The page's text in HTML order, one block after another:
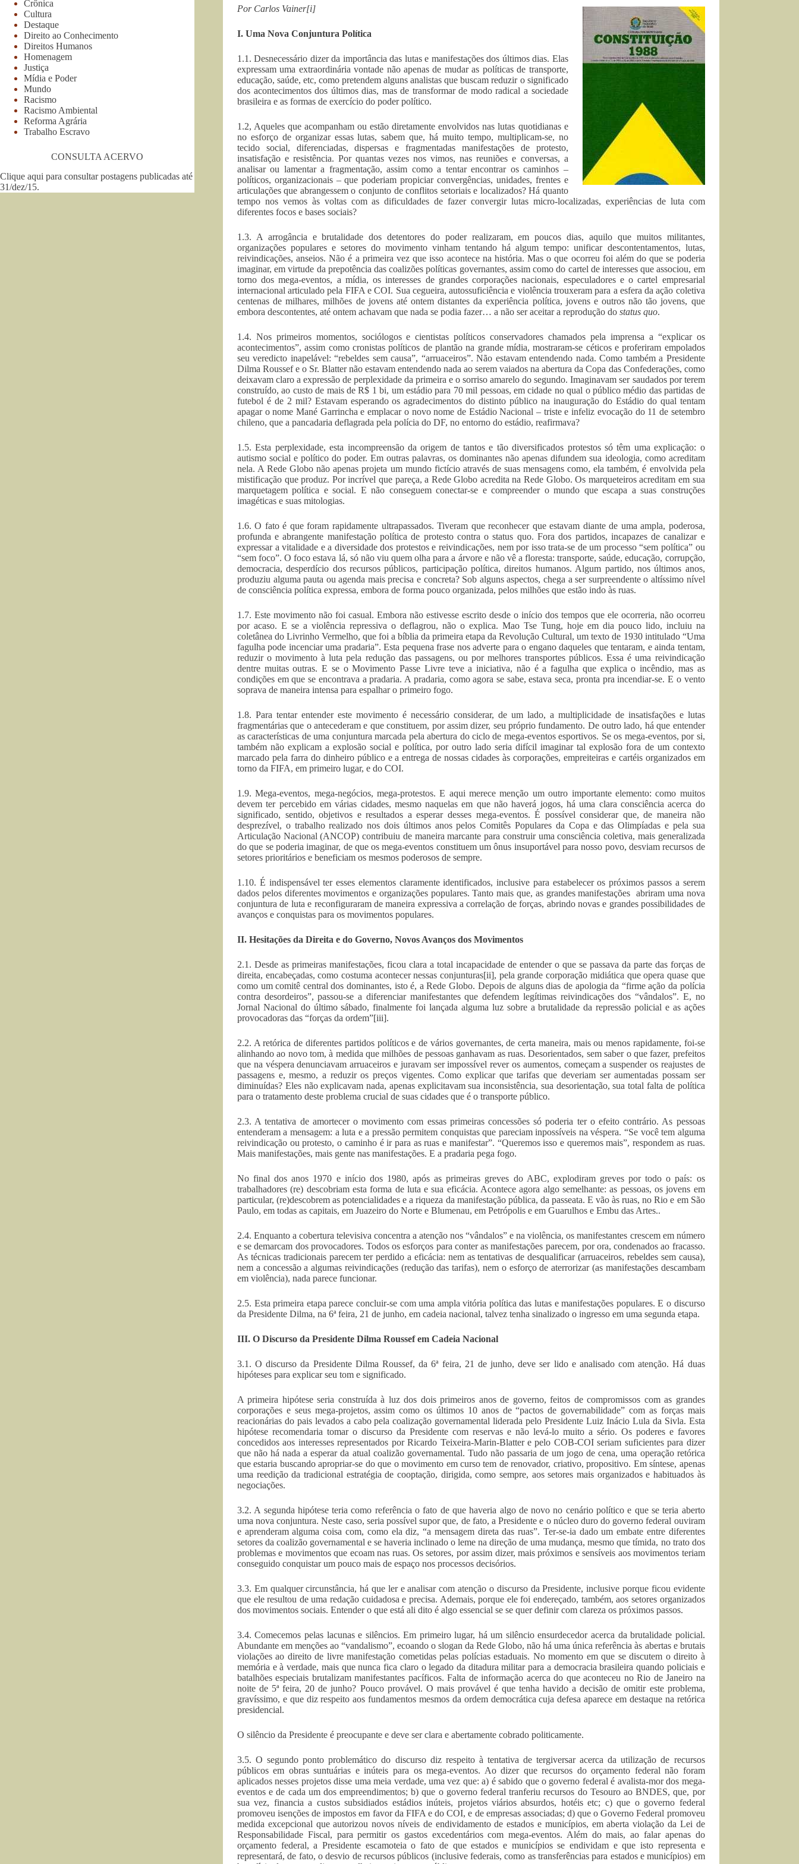
Por Carlos Vainer[i]
I. Uma Nova Conjuntura Política
1.1. Desnecessário dizer da importância das lutas e manifestações dos últimos dias. Elas
expressam uma extraordinária vontade não apenas de mudar as políticas de transporte,
educação, saúde, etc, como pretendem alguns analistas que buscam reduzir o significado
dos acontecimentos dos últimos dias, mas de transformar de modo radical a sociedade
brasileira e as formas de exercício do poder político.
1.2, Aqueles que acompanham ou estão diretamente envolvidos nas lutas quotidianas e
no esforço de organizar essas lutas, sabem que, há muito tempo, multiplicam-se, no
tecido social, diferenciadas, dispersas e fragmentadas manifestações de protesto,
insatisfação e resistência. Por quantas vezes nos vimos, nas reuniões e conversas, a
analisar ou lamentar a fragmentação, assim como a tentar encontrar os caminhos –
políticos, organizacionais – que poderiam propiciar convergências, unidades, frentes e
articulações que abrangessem o conjunto de conflitos setoriais e localizados? Há quanto
tempo nos vemos às voltas com as dificuldades de fazer convergir lutas micro-localizadas, experiências de luta com
diferentes focos e bases sociais?
1.3. A arrogância e brutalidade dos detentores do poder realizaram, em poucos dias, aquilo que muitos militantes,
organizações populares e setores do movimento vinham tentando há algum tempo: unificar descontentamentos, lutas,
reivindicações, anseios. Não é a primeira vez que isso acontece na história. Mas o que ocorreu foi além do que se poderia
imaginar, em virtude da prepotência das coalizões políticas governantes, assim como do cartel de interesses que associou, em
torno dos mega-eventos, a mídia, os interesses de grandes corporações nacionais, especuladores e o cartel empresarial
internacional articulado pela FIFA e COI. Sua cegueira, autossuficiência e violência trouxeram para a esfera da ação coletiva
centenas de milhares, milhões de jovens até ontem distantes da experiência política, jovens e outros não tão jovens, que
embora descontentes, até ontem achavam que nada se podia fazer… a não ser aceitar a reprodução do status quo.
1.4. Nos primeiros momentos, sociólogos e cientistas políticos conservadores chamados pela imprensa a “explicar os
acontecimentos”, assim como cronistas políticos de plantão na grande mídia, mostraram-se céticos e proferiram empolados
seu veredicto inapelável: “rebeldes sem causa”, “arruaceiros”. Não estavam entendendo nada. Como também a Presidente
Dilma Roussef e o Sr. Blatter não estavam entendendo nada ao serem vaiados na abertura da Copa das Confederações, como
deixavam claro a expressão de perplexidade da primeira e o sorriso amarelo do segundo. Imaginavam ser saudados por terem
construído, ao custo de mais de R$ 1 bi, um estádio para 70 mil pessoas, em cidade no qual o público médio das partidas de
futebol é de 2 mil? Estavam esperando os agradecimentos do distinto público na inauguração do Estádio do qual tentam
apagar o nome Mané Garrincha e emplacar o novo nome de Estádio Nacional – triste e infeliz evocação do 11 de setembro
chileno, que a pancadaria deflagrada pela polícia do DF, no entorno do estádio, reafirmava?
1.5. Esta perplexidade, esta incompreensão da origem de tantos e tão diversificados protestos só têm uma explicação: o
autismo social e político do poder. Em outras palavras, os dominantes não apenas difundem sua ideologia, como acreditam
nela. A Rede Globo não apenas projeta um mundo fictício através de suas mensagens como, ela também, é envolvida pela
mistificação que produz. Por incrível que pareça, a Rede Globo acredita na Rede Globo. Os marqueteiros acreditam em sua
marquetagem política e social. E não conseguem conectar-se e compreender o mundo que escapa a suas construções
imagéticas e suas mitologias.
1.6. O fato é que foram rapidamente ultrapassados. Tiveram que reconhecer que estavam diante de uma ampla, poderosa,
profunda e abrangente manifestação política de protesto contra o status quo. Fora dos partidos, incapazes de canalizar e
expressar a vitalidade e a diversidade dos protestos e reivindicações, nem por isso trata-se de um processo “sem política” ou
“sem foco”. O foco estava lá, só não viu quem olha para a árvore e não vê a floresta: transporte, saúde, educação, corrupção,
democracia, desperdício dos recursos públicos, participação política, direitos humanos. Algum partido, nos últimos anos,
produziu alguma pauta ou agenda mais precisa e concreta? Sob alguns aspectos, chega a ser surpreendente o altíssimo nível
de consciência política expressa, embora de forma pouco organizada, pelos milhões que estão indo às ruas.
1.7. Este movimento não foi casual. Embora não estivesse escrito desde o início dos tempos que ele ocorreria, não ocorreu
por acaso. E se a violência repressiva o deflagrou, não o explica. Mao Tse Tung, hoje em dia pouco lido, incluiu na
coletânea do Livrinho Vermelho, que foi a bíblia da primeira etapa da Revolução Cultural, um texto de 1930 intitulado “Uma
fagulha pode incenciar uma pradaria”. Esta pequena frase nos adverte para o engano daqueles que tentaram, e ainda tentam,
reduzir o movimento à luta pela redução das passagens, ou por melhores transportes públicos. Essa é uma reivindicação
dentre muitas outras. E se o Movimento Passe Livre teve a iniciativa, não é a fagulha que explica o incêndio, mas as
condições em que se encontrava a pradaria. A pradaria, como agora se sabe, estava seca, pronta pra incendiar-se. E o vento
soprava de maneira intensa para espalhar o primeiro fogo.
1.8. Para tentar entender este movimento é necessário considerar, de um lado, a multiplicidade de insatisfações e lutas
fragmentárias que o antecederam e que constituem, por assim dizer, seu próprio fundamento. De outro lado, há que entender
as características de uma conjuntura marcada pela abertura do ciclo de mega-eventos esportivos. Se os mega-eventos, por si,
também não explicam a explosão social e política, por outro lado seria difícil imaginar tal explosão fora de um contexto
marcado pela farra do dinheiro público e a entrega de nossas cidades às corporações, empreiteiras e cartéis organizados em
torno da FIFA, em primeiro lugar, e do COI.
1.9. Mega-eventos, mega-negócios, mega-protestos. E aqui merece menção um outro importante elemento: como muitos
devem ter percebido em várias cidades, mesmo naquelas em que não haverá jogos, há uma clara consciência acerca do
significado, sentido, objetivos e resultados a esperar desses mega-eventos. É possível considerar que, de maneira não
desprezível, o trabalho realizado nos dois últimos anos pelos Comitês Populares da Copa e das Olimpíadas e pela sua
Articulação Nacional (ANCOP) contribuiu de maneira marcante para construir uma consciência coletiva, mais generalizada
do que se poderia imaginar, de que os mega-eventos constituem um ônus insuportável para nosso povo, desviam recursos de
setores prioritários e beneficiam os mesmos poderosos de sempre.
1.10. É indispensável ter esses elementos claramente identificados, inclusive para estabelecer os próximos passos a serem
dados pelos diferentes movimentos e organizações populares. Tanto mais que, as grandes manifestações abriram uma nova
conjuntura de luta e reconfiguraram de maneira expressiva a correlação de forças, abrindo novas e grandes possibilidades de
avanços e conquistas para os movimentos populares.
II. Hesitações da Direita e do Governo, Novos Avanços dos Movimentos
2.1. Desde as primeiras manifestações, ficou clara a total incapacidade de entender o que se passava da parte das forças de
direita, encabeçadas, como costuma acontecer nessas conjunturas[ii], pela grande corporação midiática que opera quase que
como um comitê central dos dominantes, isto é, a Rede Globo. Depois de alguns dias de apologia da “firme ação da polícia
contra desordeiros”, passou-se a diferenciar manifestantes que defendem legítimas reivindicações dos “vândalos”. E, no
Jornal Nacional do último sábado, finalmente foi lançada alguma luz sobre a brutalidade da repressão policial e as ações
provocadoras das “forças da ordem”[iii].
2.2. A retórica de diferentes partidos políticos e de vários governantes, de certa maneira, mais ou menos rapidamente, foi-se
alinhando ao novo tom, à medida que milhões de pessoas ganhavam as ruas. Desorientados, sem saber o que fazer, prefeitos
que na véspera denunciavam arruaceiros e juravam ser impossível rever os aumentos, começam a suspender os reajustes de
passagens e, mesmo, a reduzir os preços vigentes. Como explicar que tarifas que deveriam ser aumentadas possam ser
diminuídas? Eles não explicavam nada, apenas explicitavam sua inconsistência, sua desorientação, sua total falta de política
para o tratamento deste problema crucial de suas cidades que é o transporte público.
2.3. A tentativa de amortecer o movimento com essas primeiras concessões só poderia ter o efeito contrário. As pessoas
entenderam a mensagem: a luta e a pressão permitem conquistas que pareciam inpossíveis na véspera. “Se você tem alguma
reivindicação ou protesto, o caminho é ir para as ruas e manifestar”. “Queremos isso e queremos mais”, respondem as ruas.
Mais manifestações, mais gente nas manifestações. E a pradaria pega fogo.
No final dos anos 1970 e início dos 1980, após as primeiras greves do ABC, explodiram greves por todo o país: os
trabalhadores (re) descobriam esta forma de luta e sua eficácia. Acontece agora algo semelhante: as pessoas, os jovens em
particular, (re)descobrem as potencialidades e a riqueza da manifestação pública, da passeata. E vão às ruas, no Rio e em São
Paulo, em todas as capitais, em Juazeiro do Norte e Blumenau, em Petrópolis e em Guarulhos e Embu das Artes..
2.4. Enquanto a cobertura televisiva concentra a atenção nos “vândalos” e na violência, os manifestantes crescem em número
e se demarcam dos provocadores. Todos os esforços para conter as manifestações parecem, por ora, condenados ao fracasso.
As técnicas tradicionais parecem ter perdido a eficácia: nem as tentativas de desqualificar (arruaceiros, rebeldes sem causa),
nem a concessão a algumas reivindicações (redução das tarifas), nem o esforço de aterrorizar (as manifestações descambam
em violência), nada parece funcionar.
2.5. Esta primeira etapa parece concluir-se com uma ampla vitória política das lutas e manifestações populares. E o discurso
da Presidente Dilma, na 6ª feira, 21 de junho, em cadeia nacional, talvez tenha sinalizado o ingresso em uma segunda etapa.
III. O Discurso da Presidente Dilma Roussef em Cadeia Nacional
3.1. O discurso da Presidente Dilma Roussef, da 6ª feira, 21 de junho, deve ser lido e analisado com atenção. Há duas
hipóteses para explicar seu tom e significado.
A primeira hipótese seria construída à luz dos dois primeiros anos de governo, feitos de compromissos com as grandes
corporações e seus mega-projetos, assim como os últimos 10 anos de “pactos de governabilidade” com as forças mais
reacionárias do pais levados a cabo pela coalização governamental liderada pelo Presidente Luiz Inácio Lula da Sivla. Esta
hipótese recomendaria tomar o discurso da Presidente com reservas e não levá-lo muito a sério. Os poderes e favores
concedidos aos interesses representados por Ricardo Teixeira-Marin-Blatter e pelo COB-COI seriam suficientes para dizer
que não há nada a esperar da atual coalizão governamental. Tudo não passaria de um jogo de cena, uma operação retórica
que estaria buscando apropriar-se do que o movimento em curso tem de renovador, criativo, propositivo. Em síntese, apenas
uma reedição da tradicional estratégia de cooptação, dirigida, como sempre, aos setores mais organizados e habituados às
negociações.
3.2. A segunda hipótese teria como referência o fato de que haveria algo de novo no cenário político e que se teria aberto
uma nova conjuntura. Neste caso, seria possível supor que, de fato, a Presidente e o núcleo duro do governo federal ouviram
e aprenderam alguma coisa com, como ela diz, “a mensagem direta das ruas”. Ter-se-ia dado um embate entre diferentes
setores da coalizão governamental e se haveria inclinado o leme na direção de uma mudança, mesmo que tímida, no trato dos
problemas e movimentos que ecoam nas ruas. Os setores, por assim dizer, mais próximos e sensíveis aos movimentos teriam
conseguido conquistar um pouco mais de espaço nos processos decisórios.
3.3. Em qualquer circunstância, há que ler e analisar com atenção o discurso da Presidente, inclusive porque ficou evidente
que ele resultou de uma redação cuidadosa e precisa. Ademais, porque ele foi endereçado, também, aos setores organizados
dos movimentos sociais. Entender o que está ali dito é algo essencial se se quer definir com clareza os próximos passos.
3.4. Comecemos pelas lacunas e silêncios. Em primeiro lugar, há um silêncio ensurdecedor acerca da brutalidade policial.
Abundante em menções ao “vandalismo”, ecoando o slogan da Rede Globo, não há uma única referência às abertas e brutais
violações ao direito de livre manifestação cometidas pelas polícias estaduais. No momento em que se discutem o direito à
memória e à verdade, mais que nunca fica claro o legado da ditadura militar para a democracia brasileira quando policiais e
batalhões especiais brutalizam manifestantes pacíficos. Falta de informação acerca do que aconteceu no Rio de Janeiro na
noite de 5ª feira, 20 de junho? Pouco provável. O mais provável é que tenha havido a decisão de omitir este problema,
gravíssimo, e que diz respeito aos fundamentos mesmos da ordem democrática cuja defesa aparece em destaque na retórica
presidencial.
O silêncio da Presidente é preocupante e deve ser clara e abertamente cobrado politicamente.
3.5. O segundo ponto problemático do discurso diz respeito à tentativa de tergiversar acerca da utilização de recursos
públicos em obras suntuárias e inúteis para os mega-eventos. Ao dizer que recursos do orçamento federal não foram
aplicados nesses projetos disse uma meia verdade, uma vez que: a) é sabido que o governo federal é avalista-mor dos mega-
eventos e de cada um dos empreendimentos; b) que o governo federal tranferiu recursos do Tesouro ao BNDES, que, por
sua vez, financia a custos subsidiados estádios inúteis, projetos viários absurdos, hotéis etc; c) que o governo federal
promoveu isenções de impostos em favor da FIFA e do COI, e de empresas associadas; d) que o Governo Federal promoveu
medida excepcional que autorizou novos níveis de endividamento de estados e municípios, em aberta violação da Lei de
Responsabilidade Fiscal, para permitir os gastos excedentários com mega-eventos. Além do mais, ao falar apenas do
orçamento federal, a Presidente escamoteia o fato de que estados e municípios se endividam e que isto representa e
representará, de fato, o desvio de recursos públicos (inclusive federais, como as transferências para estados e municípios) em
Crônica
Cultura
Destaque
Direito ao Conhecimento
Direitos Humanos
Homenagem
Justiça
Mídia e Poder
Mundo
Racismo
Racismo Ambiental
Reforma Agrária
Trabalho Escravo
CONSULTA ACERVO
Clique aqui para consultar postagens publicadas até
31/dez/15.